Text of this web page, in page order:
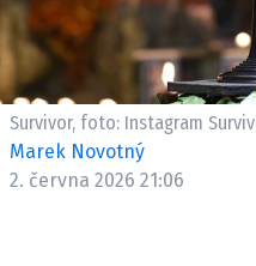
SLEDUJTE
Máte příběh,
Pošlete e-
Survivor, foto: Instagram
Marek Novotný
2. června 2026 21:06